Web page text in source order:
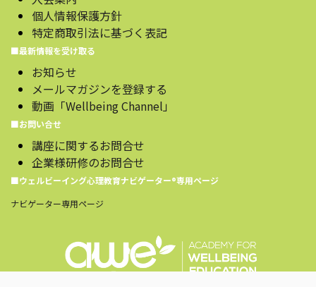
個人情報保護方針
特定商取引法に基づく表記
■最新情報を受け取る
お知らせ
メールマガジンを登録する
動画「Wellbeing Channel」
■お問い合せ
講座に関するお問合せ
企業様研修のお問合せ
■ウェルビーイング心理教育ナビゲーター®️専用ページ
ナビゲーター専用ページ